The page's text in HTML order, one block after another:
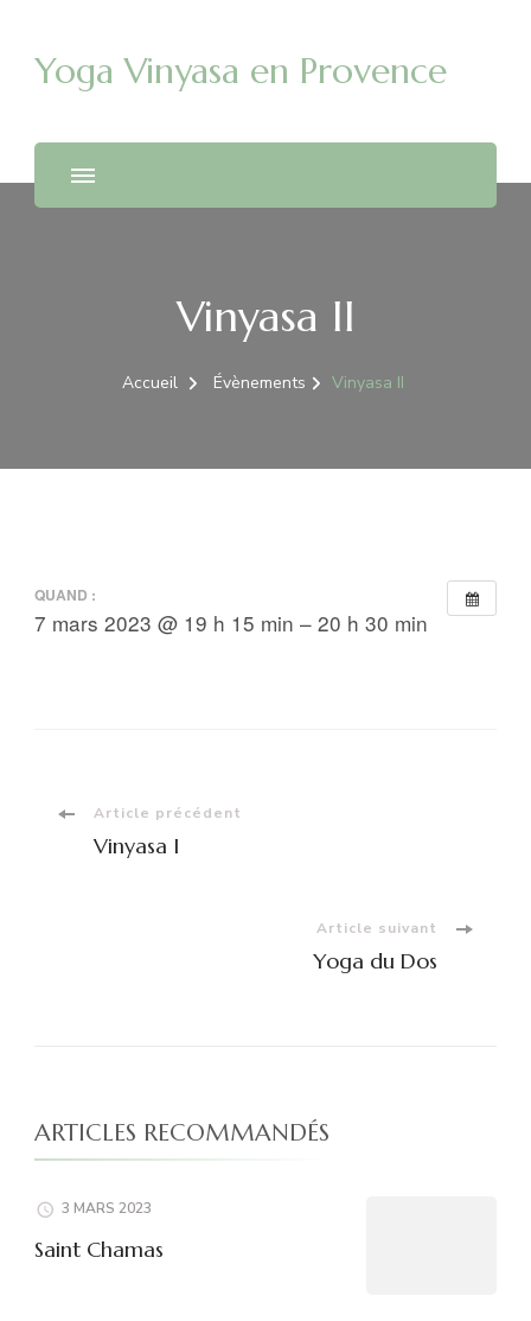
Yoga Vinyasa en Provence
Vinyasa II
Accueil Évènements Vinyasa II
QUAND :
7 mars 2023 @ 19 h 15 min – 20 h 30 min
Navigation
Article précédent
Vinyasa I
Article suivant
Yoga du Dos
ARTICLES RECOMMANDÉS
3 MARS 2023
Saint Chamas